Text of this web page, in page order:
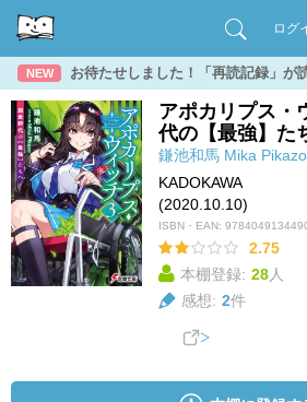
ログ
NEW お待たせしました！「再読記録」が
アポカリプス・
代の【最強】た
鎌池和馬 Mika Pikazo
KADOKAWA
(2020.10.10)
ISBN・EAN:
2.75
本棚登録: 28人
感想: 2件